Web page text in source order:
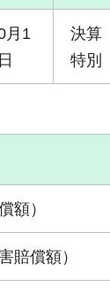
月1
決算
特別
額）
賠償額）